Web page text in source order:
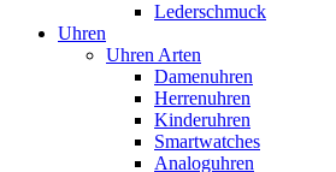
Lederschmuck
Uhren
Uhren Arten
Damenuhren
Herrenuhren
Kinderuhren
Smartwatches
Analoguhren